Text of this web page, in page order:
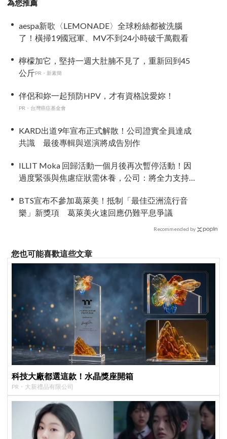
為您推薦
aespa新歌〈LEMONADE〉全球粉絲都被洗腦
了！橫掃19國冠軍、MV不到24小時破千萬觀看
檸檬加它，堅持一週大肚腩不見了，重新回到45
公斤PR・新素簡
伴侶和妳一起預防HPV，才有資格說愛妳！
PR・台灣癌症基金會
KARD出道9年宣布正式解散！公司證實全員達成
共識 最後專輯與巡演將成告別作
ILLIT Moka 回歸活動一個月後再次暫停活動！因
過度緊張與焦慮症狀需休養，公司：將全力支持
BTS宣布不參加葛萊美！抵制「最佳亞洲流行音
樂」新獎項 葛萊美火速回應仍難平息爭議
Recommended by
您也可能喜歡這些文章
科技大廠都選這款！水晶獎座開箱
PR・大新禮品有限公司